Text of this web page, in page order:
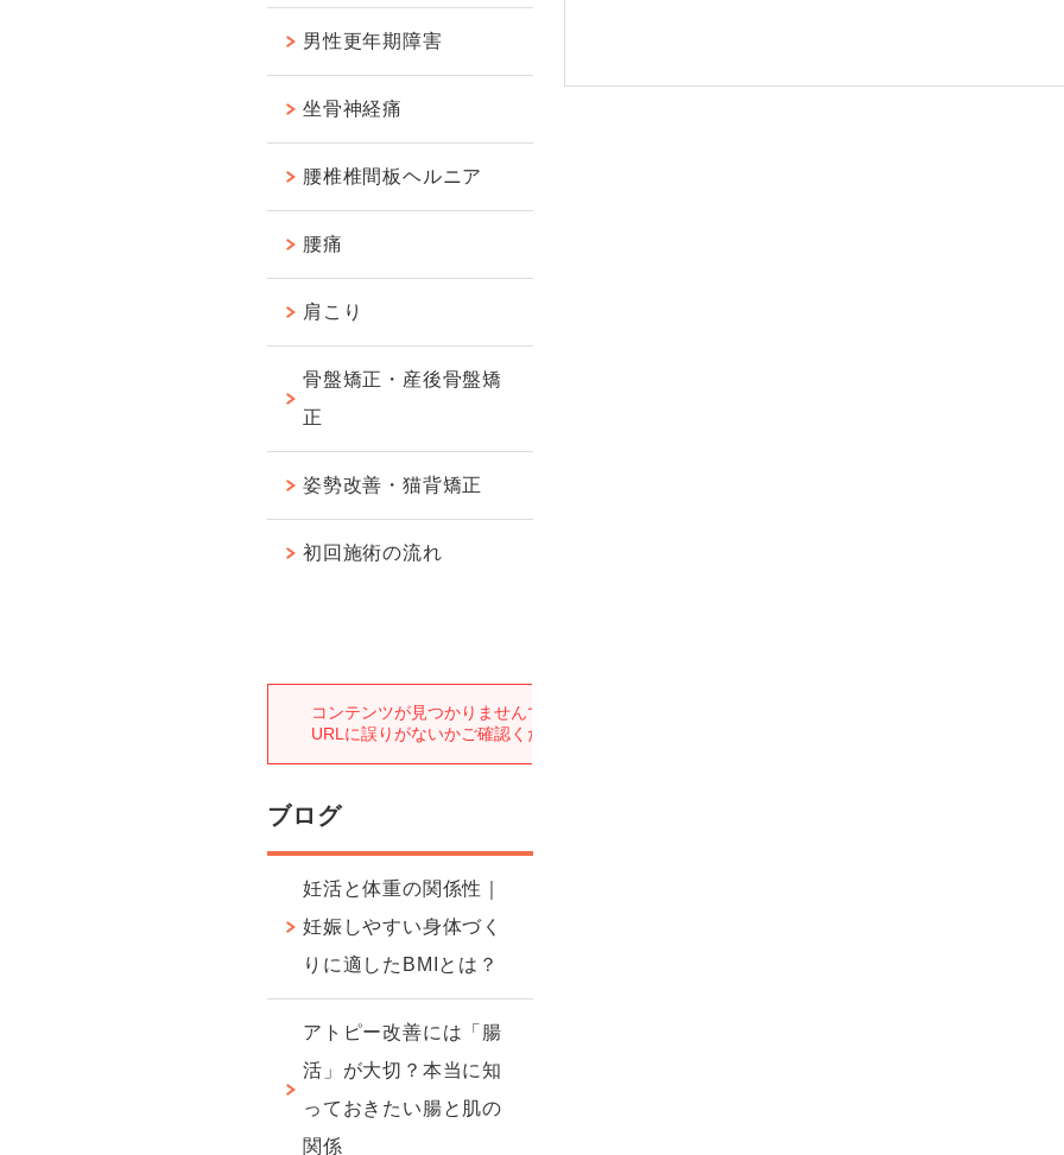
男性更年期障害
坐骨神経痛
腰椎椎間板ヘルニア
腰痛
肩こり
骨盤矯正・産後骨盤矯
正
姿勢改善・猫背矯正
初回施術の流れ
ブログ
妊活と体重の関係性｜
妊娠しやすい身体づく
りに適したBMIとは？
アトピー改善には「腸
活」が大切？本当に知
っておきたい腸と肌の
関係